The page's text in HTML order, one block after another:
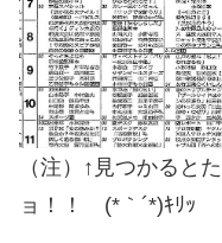
（注）↑見つかると
ョ！！ (*｀´*)ｷﾘｯ